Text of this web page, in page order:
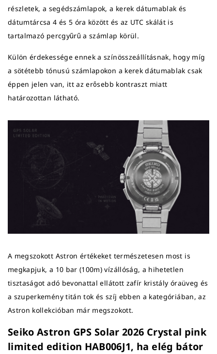
részletek, a segédszámlapok, a kerek dátumablak és
dátumtárcsa 4 és 5 óra között és az UTC skálát is
tartalmazó percgyűrű a számlap körül.
Külön érdekessége ennek a színösszeállításnak, hogy míg
a sötétebb tónusú számlapokon a kerek dátumablak csak
éppen jelen van, itt az erősebb kontraszt miatt
határozottan látható.
A megszokott Astron értékeket természetesen most is
megkapjuk, a 10 bar (100m) vízállóság, a hihetetlen
tisztaságot adó bevonattal ellátott zafír kristály óraüveg és
a szuperkemény titán tok és szíj ebben a kategóriában, az
Astron kollekcióban már megszokott.
Seiko Astron GPS Solar 2026 Crystal pink
limited edition HAB006J1, ha elég bátor